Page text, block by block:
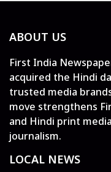
ABOUT US
First India
acquired the Hindi
trusted media
move strengthens
and Hindi print
journalism.
LOCAL NEWS